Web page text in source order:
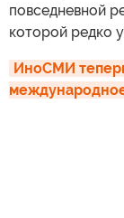
повседневной
которой редко
ИноСМИ